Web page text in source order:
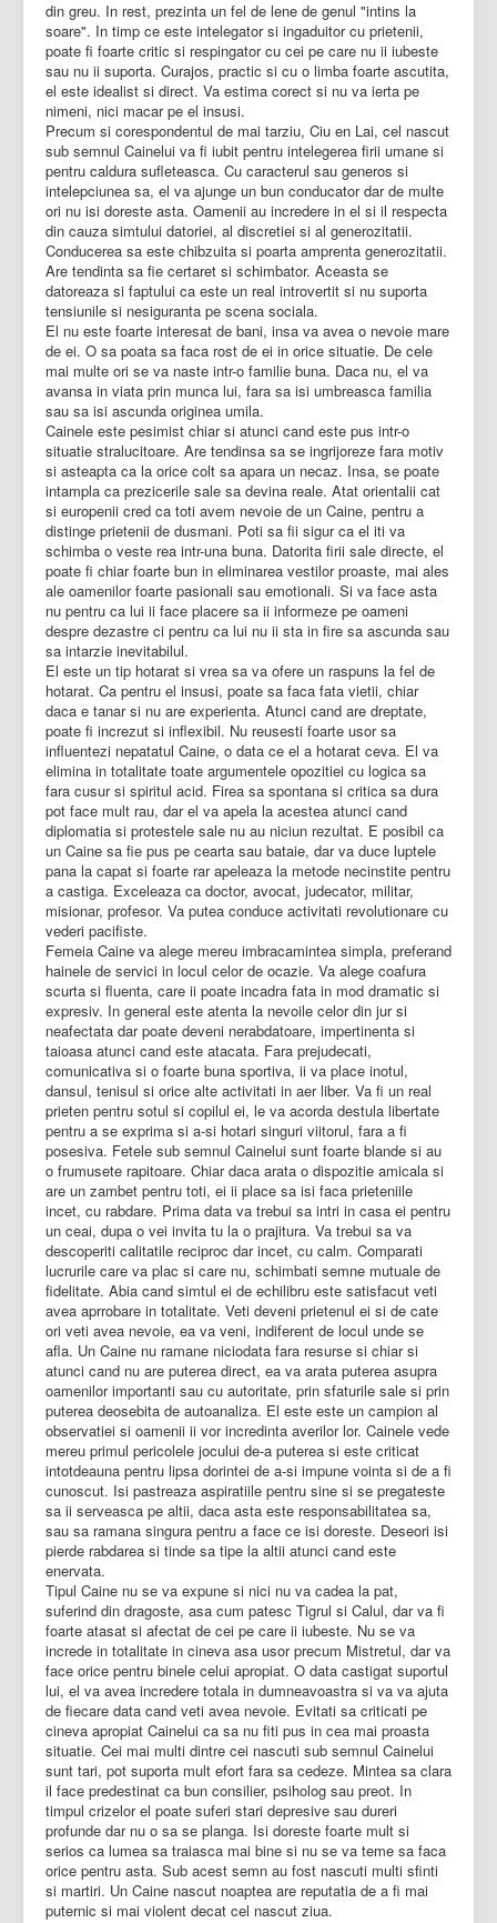
din greu. In rest, prezinta un fel de lene de genul "intins la
soare". In timp ce este intelegator si ingaduitor cu prietenii,
poate fi foarte critic si respingator cu cei pe care nu ii iubeste
sau nu ii suporta. Curajos, practic si cu o limba foarte ascutita,
el este idealist si direct. Va estima corect si nu va ierta pe
nimeni, nici macar pe el insusi.
Precum si corespondentul de mai tarziu, Ciu en Lai, cel nascut
sub semnul Cainelui va fi iubit pentru intelegerea firii umane si
pentru caldura sufleteasca. Cu caracterul sau generos si
intelepciunea sa, el va ajunge un bun conducator dar de multe
ori nu isi doreste asta. Oamenii au incredere in el si il respecta
din cauza simtului datoriei, al discretiei si al generozitatii.
Conducerea sa este chibzuita si poarta amprenta generozitatii.
Are tendinta sa fie certaret si schimbator. Aceasta se
datoreaza si faptului ca este un real introvertit si nu suporta
tensiunile si nesiguranta pe scena sociala.
El nu este foarte interesat de bani, insa va avea o nevoie mare
de ei. O sa poata sa faca rost de ei in orice situatie. De cele
mai multe ori se va naste intr-o familie buna. Daca nu, el va
avansa in viata prin munca lui, fara sa isi umbreasca familia
sau sa isi ascunda originea umila.
Cainele este pesimist chiar si atunci cand este pus intr-o
situatie stralucitoare. Are tendinsa sa se ingrijoreze fara motiv
si asteapta ca la orice colt sa apara un necaz. Insa, se poate
intampla ca prezicerile sale sa devina reale. Atat orientalii cat
si europenii cred ca toti avem nevoie de un Caine, pentru a
distinge prietenii de dusmani. Poti sa fii sigur ca el iti va
schimba o veste rea intr-una buna. Datorita firii sale directe, el
poate fi chiar foarte bun in eliminarea vestilor proaste, mai ales
ale oamenilor foarte pasionali sau emotionali. Si va face asta
nu pentru ca lui ii face placere sa ii informeze pe oameni
despre dezastre ci pentru ca lui nu ii sta in fire sa ascunda sau
sa intarzie inevitabilul.
El este un tip hotarat si vrea sa va ofere un raspuns la fel de
hotarat. Ca pentru el insusi, poate sa faca fata vietii, chiar
daca e tanar si nu are experienta. Atunci cand are dreptate,
poate fi increzut si inflexibil. Nu reusesti foarte usor sa
influentezi nepatatul Caine, o data ce el a hotarat ceva. El va
elimina in totalitate toate argumentele opozitiei cu logica sa
fara cusur si spiritul acid. Firea sa spontana si critica sa dura
pot face mult rau, dar el va apela la acestea atunci cand
diplomatia si protestele sale nu au niciun rezultat. E posibil ca
un Caine sa fie pus pe cearta sau bataie, dar va duce luptele
pana la capat si foarte rar apeleaza la metode necinstite pentru
a castiga. Exceleaza ca doctor, avocat, judecator, militar,
misionar, profesor. Va putea conduce activitati revolutionare cu
vederi pacifiste.
Femeia Caine va alege mereu imbracamintea simpla, preferand
hainele de servici in locul celor de ocazie. Va alege coafura
scurta si fluenta, care ii poate incadra fata in mod dramatic si
expresiv. In general este atenta la nevoile celor din jur si
neafectata dar poate deveni nerabdatoare, impertinenta si
taioasa atunci cand este atacata. Fara prejudecati,
comunicativa si o foarte buna sportiva, ii va place inotul,
dansul, tenisul si orice alte activitati in aer liber. Va fi un real
prieten pentru sotul si copilul ei, le va acorda destula libertate
pentru a se exprima si a-si hotari singuri viitorul, fara a fi
posesiva. Fetele sub semnul Cainelui sunt foarte blande si au
o frumusete rapitoare. Chiar daca arata o dispozitie amicala si
are un zambet pentru toti, ei ii place sa isi faca prieteniile
incet, cu rabdare. Prima data va trebui sa intri in casa ei pentru
un ceai, dupa o vei invita tu la o prajitura. Va trebui sa va
descoperiti calitatile reciproc dar incet, cu calm. Comparati
lucrurile care va plac si care nu, schimbati semne mutuale de
fidelitate. Abia cand simtul ei de echilibru este satisfacut veti
avea aprrobare in totalitate. Veti deveni prietenul ei si de cate
ori veti avea nevoie, ea va veni, indiferent de locul unde se
afla. Un Caine nu ramane niciodata fara resurse si chiar si
atunci cand nu are puterea direct, ea va arata puterea asupra
oamenilor importanti sau cu autoritate, prin sfaturile sale si prin
puterea deosebita de autoanaliza. El este este un campion al
observatiei si oamenii ii vor incredinta averilor lor. Cainele vede
mereu primul pericolele jocului de-a puterea si este criticat
intotdeauna pentru lipsa dorintei de a-si impune vointa si de a fi
cunoscut. Isi pastreaza aspiratiile pentru sine si se pregateste
sa ii serveasca pe altii, daca asta este responsabilitatea sa,
sau sa ramana singura pentru a face ce isi doreste. Deseori isi
pierde rabdarea si tinde sa tipe la altii atunci cand este
enervata.
Tipul Caine nu se va expune si nici nu va cadea la pat,
suferind din dragoste, asa cum patesc Tigrul si Calul, dar va fi
foarte atasat si afectat de cei pe care ii iubeste. Nu se va
increde in totalitate in cineva asa usor precum Mistretul, dar va
face orice pentru binele celui apropiat. O data castigat suportul
lui, el va avea incredere totala in dumneavoastra si va va ajuta
de fiecare data cand veti avea nevoie. Evitati sa criticati pe
cineva apropiat Cainelui ca sa nu fiti pus in cea mai proasta
situatie. Cei mai multi dintre cei nascuti sub semnul Cainelui
sunt tari, pot suporta mult efort fara sa cedeze. Mintea sa clara
il face predestinat ca bun consilier, psiholog sau preot. In
timpul crizelor el poate suferi stari depresive sau dureri
profunde dar nu o sa se planga. Isi doreste foarte mult si
serios ca lumea sa traiasca mai bine si nu se va teme sa faca
orice pentru asta. Sub acest semn au fost nascuti multi sfinti
si martiri. Un Caine nascut noaptea are reputatia de a fi mai
puternic si mai violent decat cel nascut ziua.